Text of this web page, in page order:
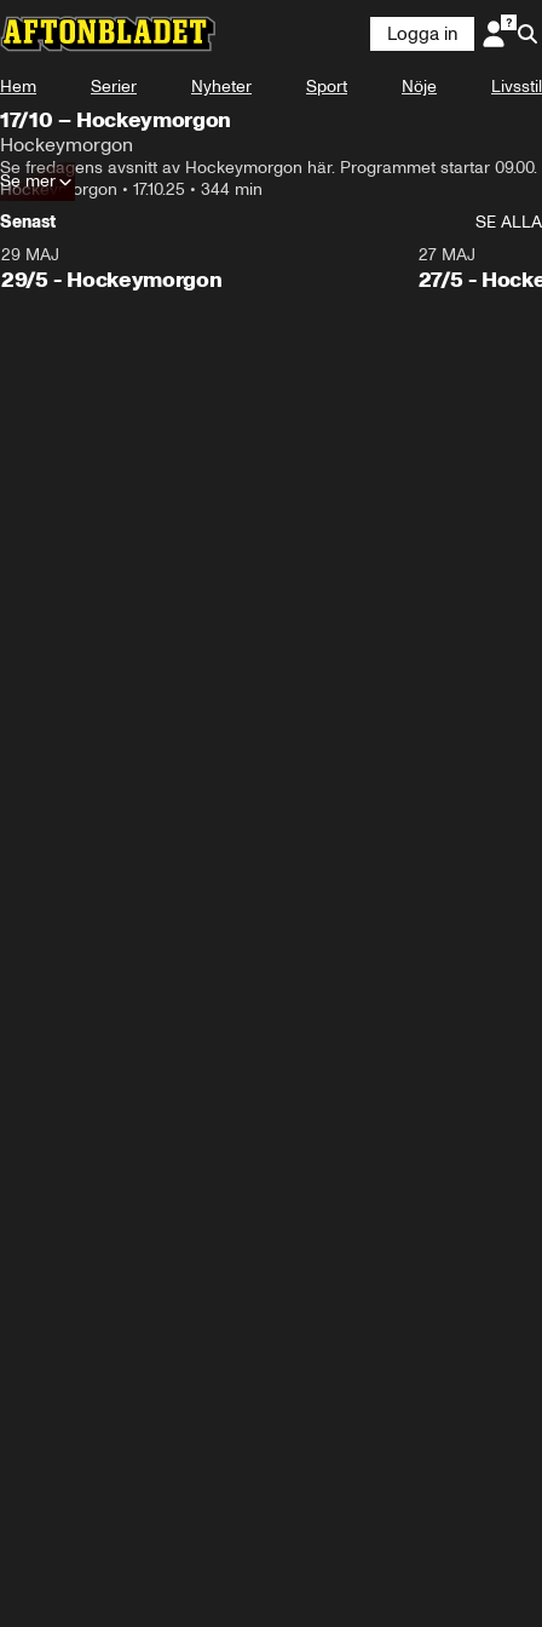
Logga in
Hem Serier Nyheter Sport Nöje Livsstil
17/10 – Hockeymorgon
Hockeymorgon
Se fredagens avsnitt av Hockeymorgon här. Programmet startar 09.00.
Hockeymorgon • 17.10.25 • 344 min
Se mer
Senast
SE ALLA
29 MAJ
29/5 - Hockeymorgon
27 MAJ
27/5 -